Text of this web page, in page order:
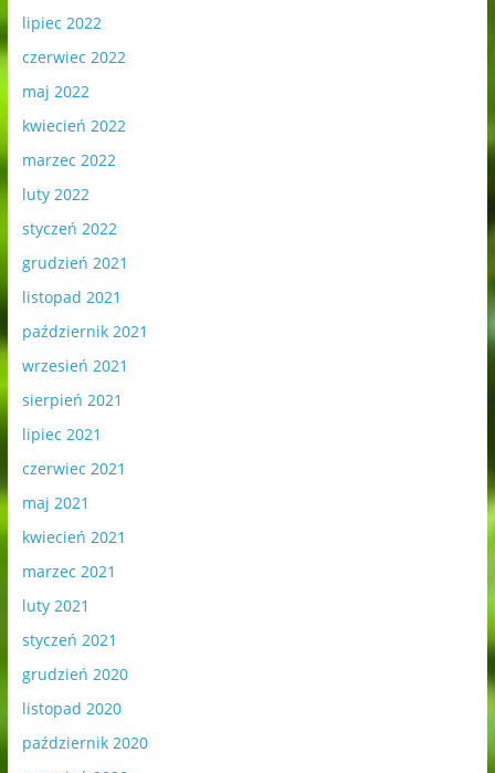
lipiec 2022
czerwiec 2022
maj 2022
kwiecień 2022
marzec 2022
luty 2022
styczeń 2022
grudzień 2021
listopad 2021
październik 2021
wrzesień 2021
sierpień 2021
lipiec 2021
czerwiec 2021
maj 2021
kwiecień 2021
marzec 2021
luty 2021
styczeń 2021
grudzień 2020
listopad 2020
październik 2020